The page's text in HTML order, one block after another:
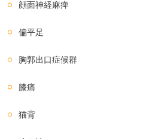
顔面神経麻痺
偏平足
胸郭出口症候群
膝痛
猫背